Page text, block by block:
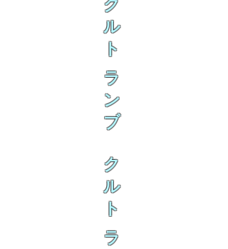
ク
ル
ト
ラ
ン
ブ
ク
ル
ト
ラ